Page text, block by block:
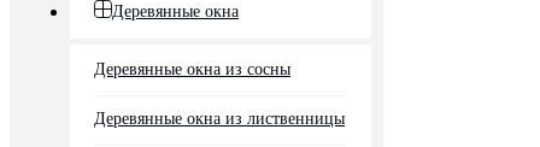
Деревянные окна
Деревянные окна из сосны
Деревянные окна из лиственницы